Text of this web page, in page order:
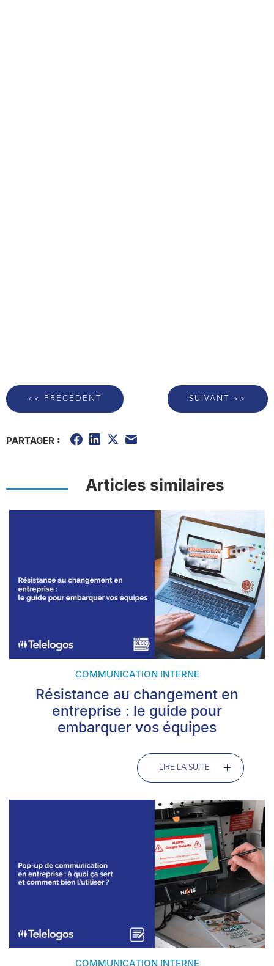
<< PRÉCÉDENT SUIVANT >>
PARTAGER :
Articles similaires
COMMUNICATION INTERNE
Résistance au changement en
entreprise : le guide pour
embarquer vos équipes
LIRE LA SUITE
COMMUNICATION INTERNE